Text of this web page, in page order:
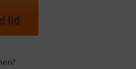
lid